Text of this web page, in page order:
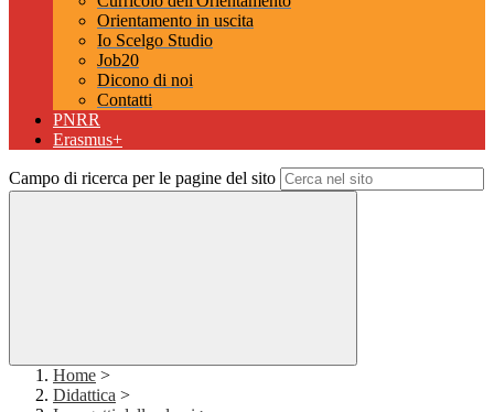
Orientamento in uscita
Io Scelgo Studio
Job20
Dicono di noi
Contatti
PNRR
Erasmus+
Campo di ricerca per le pagine del sito
Home >
Didattica >